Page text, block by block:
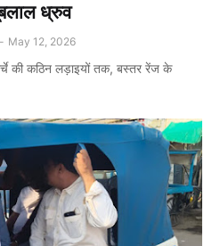
ध्रुव
- May 12, 2026
की कठिन लड़ाइयों तक, बस्तर रेंज के